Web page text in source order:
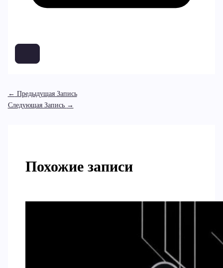
← Предыдущая Запись
Следующая Запись →
Похожие записи